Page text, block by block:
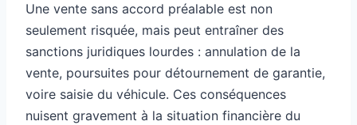
Une vente sans accord préalable est non
seulement risquée, mais peut entraîner des
sanctions juridiques lourdes : annulation de la
vente, poursuites pour détournement de garantie,
voire saisie du véhicule. Ces conséquences
nuisent gravement à la situation financière du